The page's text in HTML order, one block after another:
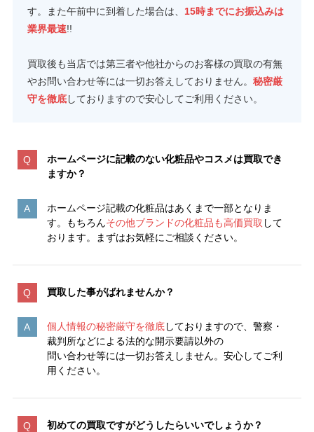
す。また午前中に到着した場合は、 15時までにお振込みは
業界最速!!
買取後も当店では第三者や他社からのお客様の買取の有無
やお問い合わせ等には一切お答えしておりません。 秘密厳
守を徹底しておりますので安心してご利用ください。
ホームページに記載のない化粧品やコスメは買取でき
ますか？
ホームページ記載の化粧品はあくまで一部となりま
す。もちろんその他ブランドの化粧品も高価買取 して
おります。まずはお気軽にご相談ください。
買取した事がばれませんか？
個人情報の秘密厳守を徹底しておりますので、警察・
裁判所などによる法的な開示要請以外の
問い合わせ等には一切お答えしません。安心してご利
用ください。
初めての買取ですがどうしたらいいでしょうか？